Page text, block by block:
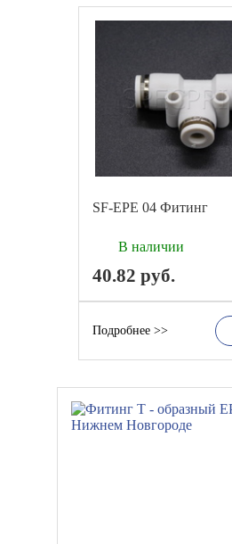
SF-EPE 04 Фитинг
В наличии
40.82 руб.
Подробнее >>